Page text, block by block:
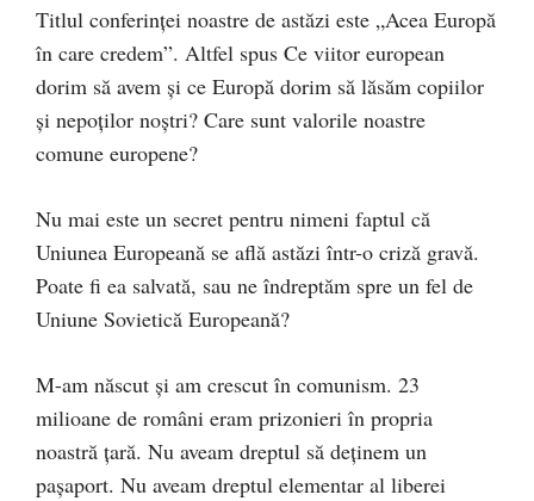
Titlul conferinței noastre de astăzi este „Acea Europă
în care credem”. Altfel spus Ce viitor european
dorim să avem și ce Europă dorim să lăsăm copiilor
și nepoților noștri? Care sunt valorile noastre
comune europene?
Nu mai este un secret pentru nimeni faptul că
Uniunea Europeană se află astăzi într-o criză gravă.
Poate fi ea salvată, sau ne îndreptăm spre un fel de
Uniune Sovietică Europeană?
M-am născut și am crescut în comunism. 23
milioane de români eram prizonieri în propria
noastră țară. Nu aveam dreptul să deținem un
pașaport. Nu aveam dreptul elementar al liberei